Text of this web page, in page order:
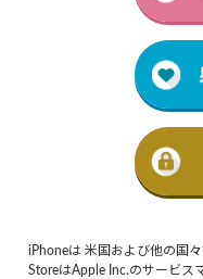
iPhoneは 米国および他の国
StoreはApple Inc.のサービス